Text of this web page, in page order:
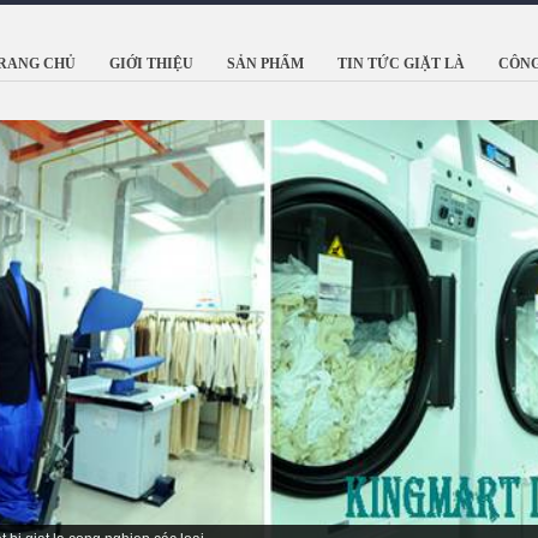
CHỦ GIỚI THIỆU SẢN PHẨM TIN TỨC GIẶT LÀ